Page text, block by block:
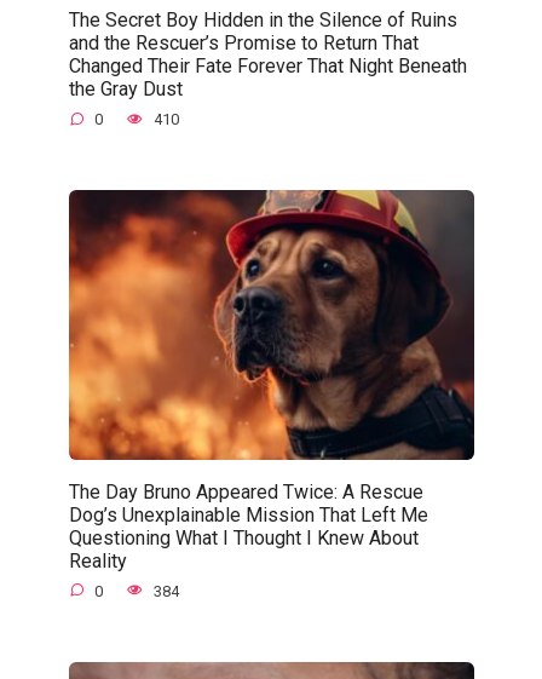
The Secret Boy Hidden in the Silence of Ruins
and the Rescuer’s Promise to Return That
Changed Their Fate Forever That Night Beneath
the Gray Dust
0 410
The Day Bruno Appeared Twice: A Rescue
Dog’s Unexplainable Mission That Left Me
Questioning What I Thought I Knew About
Reality
0 384